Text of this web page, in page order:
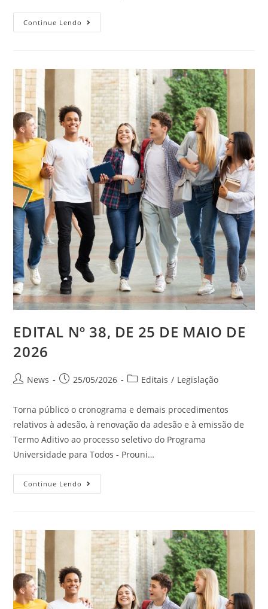
Continue Lendo
EDITAL Nº 38, DE 25 DE MAIO DE
2026
News 25/05/2026 Editais / Legislação
Torna público o cronograma e demais procedimentos
relativos à adesão, à renovação da adesão e à emissão de
Termo Aditivo ao processo seletivo do Programa
Universidade para Todos - Prouni…
Continue Lendo